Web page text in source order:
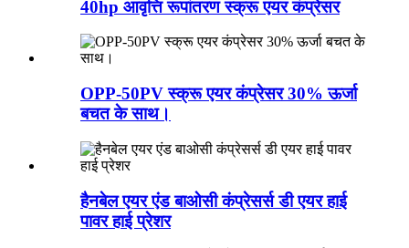
40hp आवृत्ति रूपांतरण स्क्रू एयर कंप्रेसर
OPP-50PV स्क्रू एयर कंप्रेसर 30% ऊर्जा
बचत के साथ।
हैनबेल एयर एंड बाओसी कंप्रेसर्स डी एयर हाई
पावर हाई प्रेशर